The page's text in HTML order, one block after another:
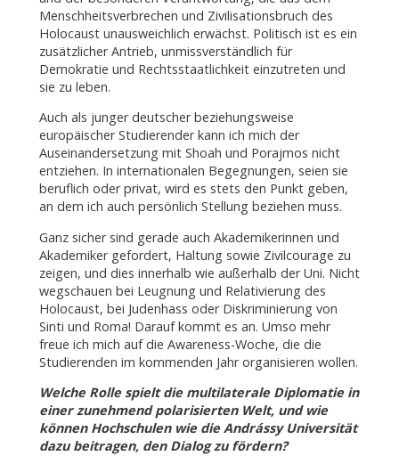
Menschheitsverbrechen und Zivilisationsbruch des
Holocaust unausweichlich erwächst. Politisch ist es ein
zusätzlicher Antrieb, unmissverständlich für
Demokratie und Rechtsstaatlichkeit einzutreten und
sie zu leben.
Auch als junger deutscher beziehungsweise
europäischer Studierender kann ich mich der
Auseinandersetzung mit Shoah und Porajmos nicht
entziehen. In internationalen Begegnungen, seien sie
beruflich oder privat, wird es stets den Punkt geben,
an dem ich auch persönlich Stellung beziehen muss.
Ganz sicher sind gerade auch Akademikerinnen und
Akademiker gefordert, Haltung sowie Zivilcourage zu
zeigen, und dies innerhalb wie außerhalb der Uni. Nicht
wegschauen bei Leugnung und Relativierung des
Holocaust, bei Judenhass oder Diskriminierung von
Sinti und Roma! Darauf kommt es an. Umso mehr
freue ich mich auf die Awareness-Woche, die die
Studierenden im kommenden Jahr organisieren wollen.
Welche Rolle spielt die multilaterale Diplomatie in
einer zunehmend polarisierten Welt, und wie
können Hochschulen wie die Andrássy Universität
dazu beitragen, den Dialog zu fördern?